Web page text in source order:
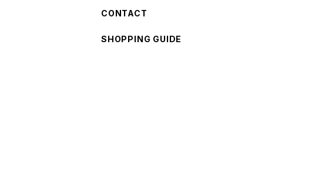
CONTACT
SHOPPING GUIDE